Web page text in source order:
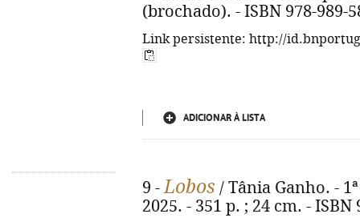
(brochado). - ISBN 978-989-
Link persistente: http://
ADICIONAR À LISTA
9 -Lobos / Tânia Ganho. -
2025. - 351 p. ; 24 cm. - ISBN